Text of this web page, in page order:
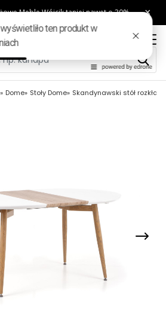
Dome Stoły Dome Skandynawski stół